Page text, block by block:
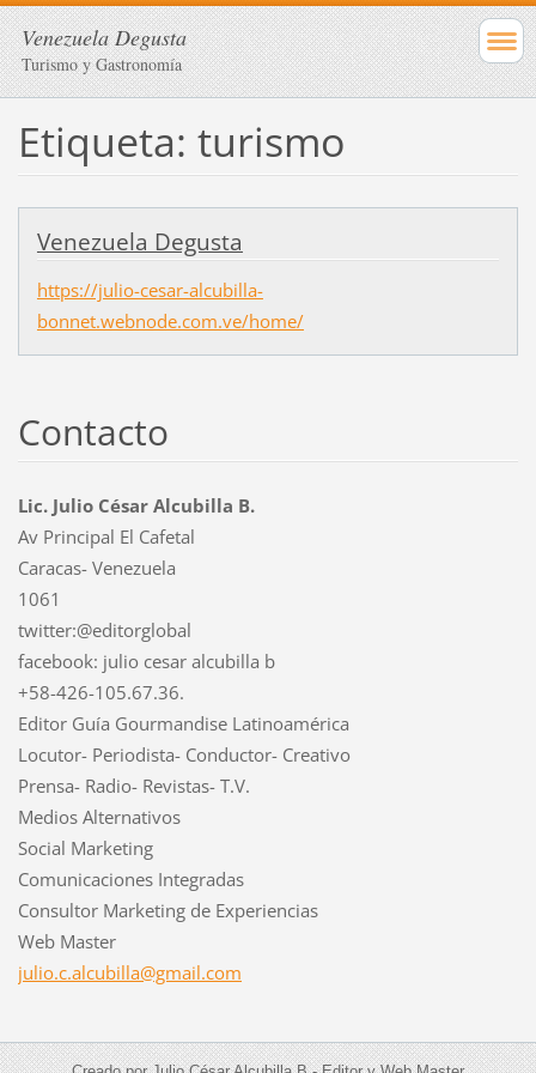
Venezuela Degusta
Turismo y Gastronomía
Etiqueta: turismo
Venezuela Degusta
https://julio-cesar-alcubilla-
bonnet.webnode.com.ve/home/
Contacto
Lic. Julio César Alcubilla B.
Av Principal El Cafetal
Caracas- Venezuela
1061
twitter:@editorglobal
facebook: julio cesar alcubilla b
+58-426-105.67.36.
Editor Guía Gourmandise Latinoamérica
Locutor- Periodista- Conductor- Creativo
Prensa- Radio- Revistas- T.V.
Medios Alternativos
Social Marketing
Comunicaciones Integradas
Consultor Marketing de Experiencias
Web Master
julio.c.alcubilla@gmail.com